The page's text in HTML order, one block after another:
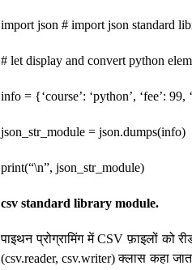
import json # import json standard
# let display and convert python
info = {‘course’: ‘python’, ‘fee’: 99,
json_str_module = json.dumps(info)
print(“\n”, json_str_module)
csv standard library module.
पाइथन प्रोग्रामिंग में CSV फ़ाइलों को
(csv.reader, csv.writer) क्लास कहा